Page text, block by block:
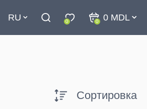
RU 0 0 0 MDL
Сортировка